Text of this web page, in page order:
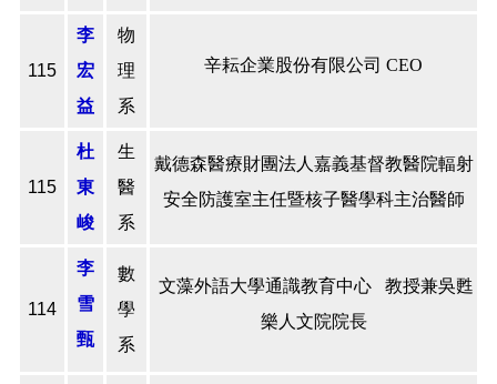
115
李
宏
益
物
理
系
辛耘企業股份有限公司 CEO
115
杜
東
峻
生
醫
系
戴德森醫療財團法人嘉義基督教醫院輻射
安全防護室主任暨核子醫學科主治醫師
114
李
雪
甄
數
學
系
文藻外語大學通識教育中心 教授兼吳甦
樂人文院院長